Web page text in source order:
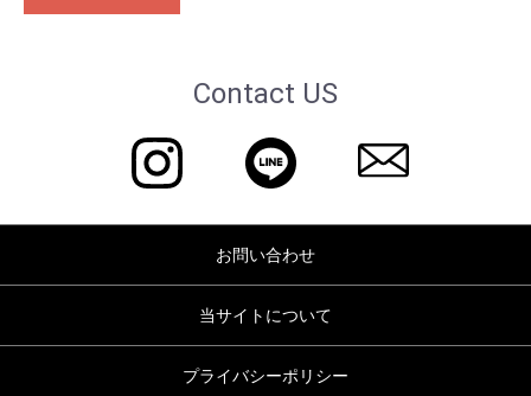
Contact US
お問い合わせ
当サイトについて
プライバシーポリシー